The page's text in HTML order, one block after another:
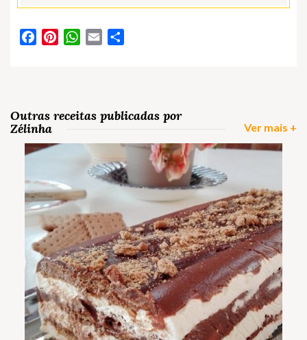
FacebookPinterestWhatsApp
Email
Outras receitas publicadas por
Zélinha
Ver mais +